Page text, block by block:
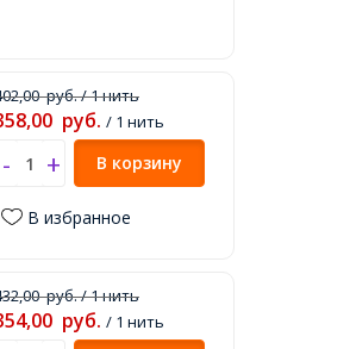
руб./ 1 нить
руб. / 1 нить
В корзину
В избранное
руб./ 1 нить
руб. / 1 нить